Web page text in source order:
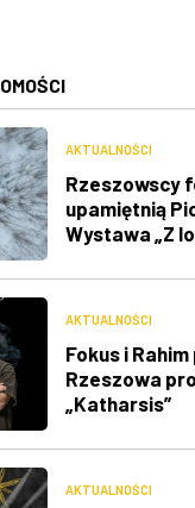
AKTUALNOŚCI
Rzeszowscy
upamiętnią
Wystawa „Z
AKTUALNOŚCI
Fokus i
Rzeszowa
„Katharsis”
AKTUALNOŚCI